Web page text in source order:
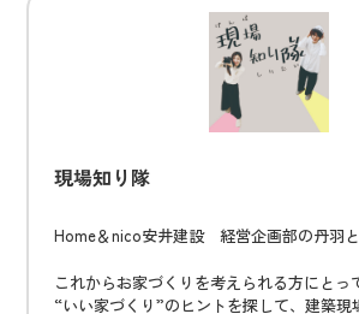
現場知り隊
Home＆nico安井建設 経営企画部の丹羽と
これからお家づくりを考えられる方にとって
“いい家づくり”のヒントを探して、建築現